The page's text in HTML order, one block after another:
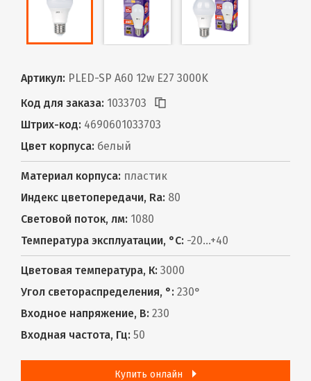
Артикул: PLED-SP A60 12w E27 3000K
Код для заказа: 1033703
Штрих-код: 4690601033703
Цвет корпуса: белый
Материал корпуса: пластик
Индекс цветопередачи, Ra: 80
Световой поток, лм: 1080
Температура эксплуатации, °С: -20...+40
Цветовая температура, К: 3000
Угол светораспределения, °: 230°
Входное напряжение, В: 230
Входная частота, Гц: 50
Купить онлайн